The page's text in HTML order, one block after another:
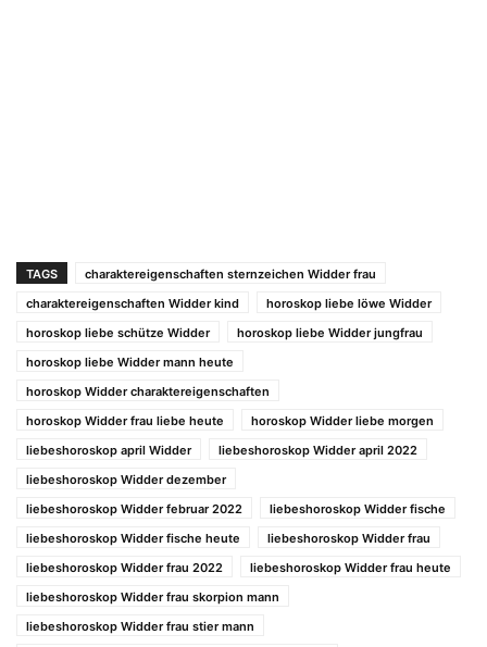
TAGS
charaktereigenschaften sternzeichen Widder frau
charaktereigenschaften Widder kind
horoskop liebe löwe Widder
horoskop liebe schütze Widder
horoskop liebe Widder jungfrau
horoskop liebe Widder mann heute
horoskop Widder charaktereigenschaften
horoskop Widder frau liebe heute
horoskop Widder liebe morgen
liebeshoroskop april Widder
liebeshoroskop Widder april 2022
liebeshoroskop Widder dezember
liebeshoroskop Widder februar 2022
liebeshoroskop Widder fische
liebeshoroskop Widder fische heute
liebeshoroskop Widder frau
liebeshoroskop Widder frau 2022
liebeshoroskop Widder frau heute
liebeshoroskop Widder frau skorpion mann
liebeshoroskop Widder frau stier mann